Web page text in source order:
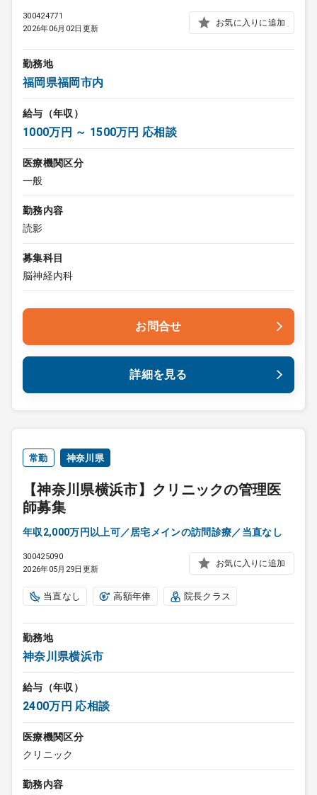
300424771
2026年06月02日更新
お気に入りに追加
勤務地
福岡県福岡市内
給与（年収）
1000万円 ～ 1500万円 応相談
医療機関区分
一般
勤務内容
読影
募集科目
脳神経内科
お問合せ
詳細を見る
常勤 神奈川県
【神奈川県横浜市】クリニックの管理医
師募集
年収2,000万円以上可／居宅メインの訪問診療／当直なし
300425090
2026年05月29日更新
お気に入りに追加
当直なし 高額年俸 院長クラス
勤務地
神奈川県横浜市
給与（年収）
2400万円 応相談
医療機関区分
クリニック
勤務内容